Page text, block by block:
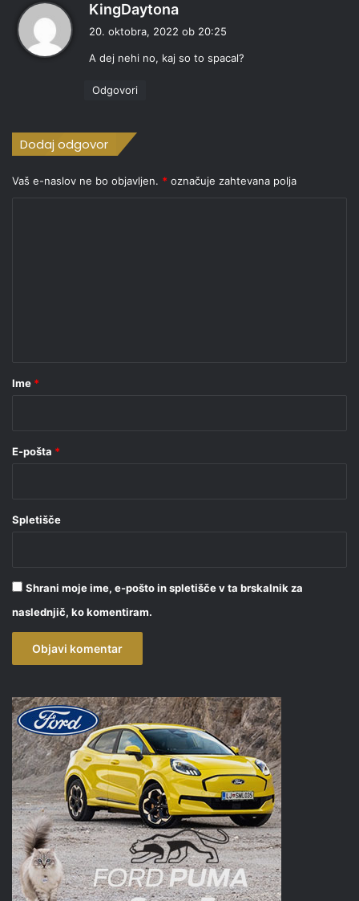
KingDaytona
v
20. oktobra, 2022 ob 20:25
A dej nehi no, kaj so to spacal?
Odgovori
Dodaj odgovor
Vaš e-naslov ne bo objavljen. * označuje zahtevana polja
r
Ime *
E-pošta *
Spletišče
Shrani moje ime, e-pošto in spletišče v ta brskalnik za
naslednjič, ko komentiram.